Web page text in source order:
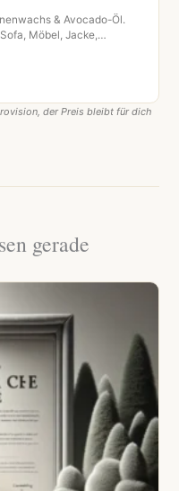
& Avocado-Öl.
Möbel, Jacke,…
der Preis bleibt für dich
gerade